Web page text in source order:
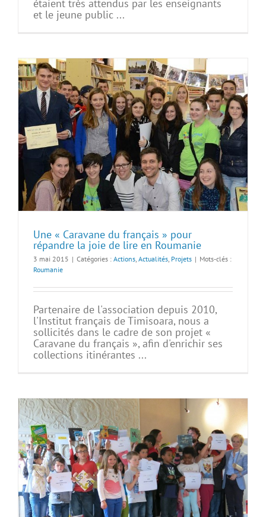
étaient très attendus par les enseignants
et le jeune public ...
Une « Caravane du français » pour
répandre la joie de lire en Roumanie
3 mai 2015 | Catégories : Actions Actualités Projets | Mots-clés :
Roumanie
Partenaire de l'association depuis 2010,
l'Institut français de Timisoara, nous a
sollicités dans le cadre de son projet «
Caravane du français », afin d'enrichir ses
collections itinérantes ...